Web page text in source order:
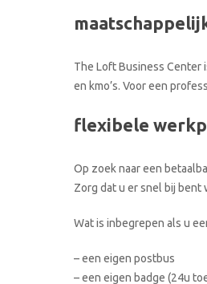
The Loft Business Center
en kmo’s. Voor een
flexibele
Op zoek naar een
Zorg dat u er snel bij bent
Wat is inbegrepen als u
– een eigen postbus
– een eigen badge (24u